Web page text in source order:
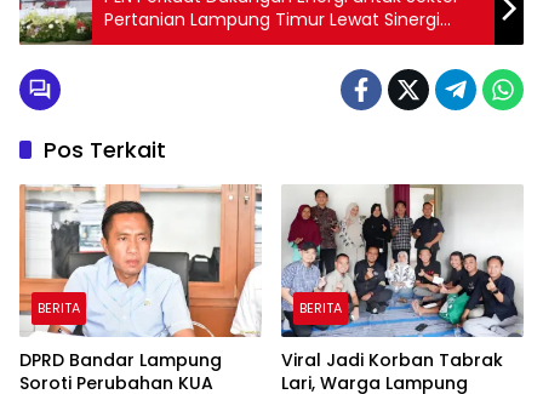
Pertanian Lampung Timur Lewat Sinergi
Petani Mitra Adhyaksa
Pos Terkait
BERITA
DPRD Bandar Lampung
Soroti Perubahan KUA
BERITA
Viral Jadi Korban Tabrak
Lari, Warga Lampung